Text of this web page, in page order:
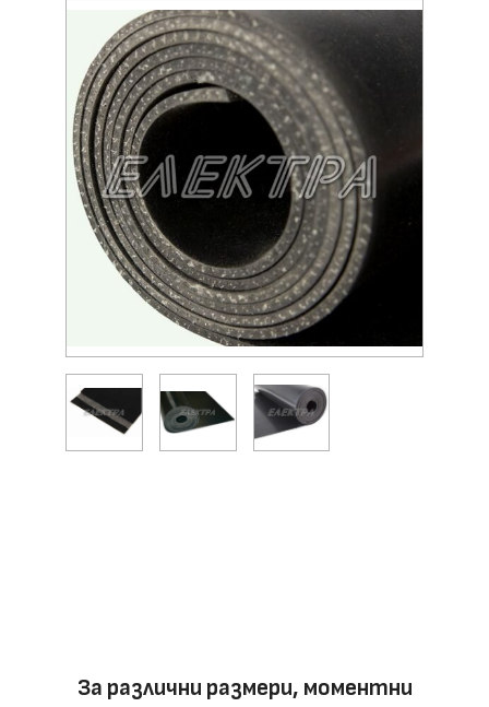
За различни размери, моментни